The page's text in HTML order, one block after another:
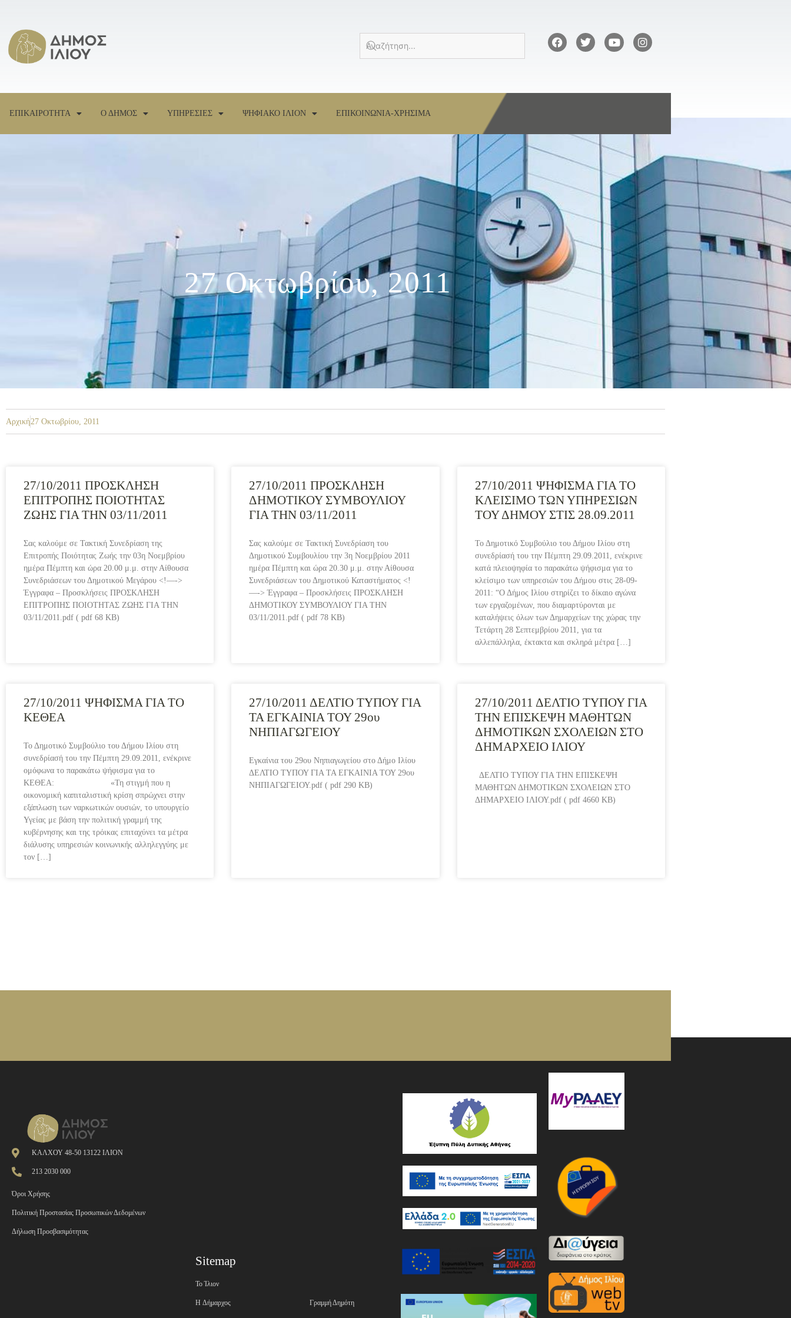
ΕΠΙΚΑΙΡΟΤΗΤΑ Ο ΔΗΜΟΣ ΥΠΗΡΕΣΙΕΣ ΨΗΦΙΑΚΟ ΙΛΙΟΝ ΕΠΙΚΟΙΝΩΝΙΑ-ΧΡΗΣΙΜΑ
27 Οκτωβρίου, 2011
Αρχική27 Οκτωβρίου, 2011
27/10/2011 ΠΡΟΣΚΛΗΣΗ
ΕΠΙΤΡΟΠΗΣ ΠΟΙΟΤΗΤΑΣ
ΖΩΗΣ ΓΙΑ ΤΗΝ 03/11/2011
Σας καλούμε σε Τακτική Συνεδρίαση της
Επιτροπής Ποιότητας Ζωής την 03η Νοεμβρίου
ημέρα Πέμπτη και ώρα 20.00 μ.μ. στην Αίθουσα
Συνεδριάσεων του Δημοτικού Μεγάρου <!—->
Έγγραφα – Προσκλήσεις ΠΡΟΣΚΛΗΣΗ
ΕΠΙΤΡΟΠΗΣ ΠΟΙΟΤΗΤΑΣ ΖΩΗΣ ΓΙΑ ΤΗΝ
03/11/2011.pdf ( pdf 68 KB)
27/10/2011 ΠΡΟΣΚΛΗΣΗ
ΔΗΜΟΤΙΚΟΥ ΣΥΜΒΟΥΛΙΟΥ
ΓΙΑ ΤΗΝ 03/11/2011
Σας καλούμε σε Τακτική Συνεδρίαση του
Δημοτικού Συμβουλίου την 3η Νοεμβρίου 2011
ημέρα Πέμπτη και ώρα 20.30 μ.μ. στην Αίθουσα
Συνεδριάσεων του Δημοτικού Καταστήματος <!
—-> Έγγραφα – Προσκλήσεις ΠΡΟΣΚΛΗΣΗ
ΔΗΜΟΤΙΚΟΥ ΣΥΜΒΟΥΛΙΟΥ ΓΙΑ ΤΗΝ
03/11/2011.pdf ( pdf 78 KB)
27/10/2011 ΨΗΦΙΣΜΑ ΓΙΑ ΤΟ
ΚΛΕΙΣΙΜΟ ΤΩΝ ΥΠΗΡΕΣΙΩΝ
ΤΟΥ ΔΗΜΟΥ ΣΤΙΣ 28.09.2011
Το Δημοτικό Συμβούλιο του Δήμου Ιλίου στη
συνεδρίασή του την Πέμπτη 29.09.2011, ενέκρινε
κατά πλειοψηφία το παρακάτω ψήφισμα για το
κλείσιμο των υπηρεσιών του Δήμου στις 28-09-
2011: “Ο Δήμος Ιλίου στηρίζει το δίκαιο αγώνα
των εργαζομένων, που διαμαρτύρονται με
καταλήψεις όλων των Δημαρχείων της χώρας την
Τετάρτη 28 Σεπτεμβρίου 2011, για τα
αλλεπάλληλα, έκτακτα και σκληρά μέτρα […]
27/10/2011 ΨΗΦΙΣΜΑ ΓΙΑ ΤΟ
ΚΕΘΕΑ
Το Δημοτικό Συμβούλιο του Δήμου Ιλίου στη
συνεδρίασή του την Πέμπτη 29.09.2011, ενέκρινε
ομόφωνα το παρακάτω ψήφισμα για το
ΚΕΘΕΑ: «Τη στιγμή που η
οικονομική καπιταλιστική κρίση σπρώχνει στην
εξάπλωση των ναρκωτικών ουσιών, το υπουργείο
Υγείας με βάση την πολιτική γραμμή της
κυβέρνησης και της τρόικας επιταχύνει τα μέτρα
διάλυσης υπηρεσιών κοινωνικής αλληλεγγύης με
τον […]
27/10/2011 ΔΕΛΤΙΟ ΤΥΠΟΥ ΓΙΑ
ΤΑ ΕΓΚΑΙΝΙΑ ΤΟΥ 29ου
ΝΗΠΙΑΓΩΓΕΙΟΥ
Εγκαίνια του 29ου Νηπιαγωγείου στο Δήμο Ιλίου
ΔΕΛΤΙΟ ΤΥΠΟΥ ΓΙΑ ΤΑ ΕΓΚΑΙΝΙΑ ΤΟΥ 29ου
ΝΗΠΙΑΓΩΓΕΙΟΥ.pdf ( pdf 290 KB)
27/10/2011 ΔΕΛΤΙΟ ΤΥΠΟΥ ΓΙΑ
ΤΗΝ ΕΠΙΣΚΕΨΗ ΜΑΘΗΤΩΝ
ΔΗΜΟΤΙΚΩΝ ΣΧΟΛΕΙΩΝ ΣΤΟ
ΔΗΜΑΡΧΕΙΟ ΙΛΙΟΥ
ΔΕΛΤΙΟ ΤΥΠΟΥ ΓΙΑ ΤΗΝ ΕΠΙΣΚΕΨΗ
ΜΑΘΗΤΩΝ ΔΗΜΟΤΙΚΩΝ ΣΧΟΛΕΙΩΝ ΣΤΟ
ΔΗΜΑΡΧΕΙΟ ΙΛΙΟΥ.pdf ( pdf 4660 KB)
ΚΑΛΧΟΥ 48-50 13122 ΙΛΙΟΝ
213 2030 000
Όροι Χρήσης
Πολιτική Προστασίας Προσωπικών Δεδομένων
Δήλωση Προσβασιμότητας
Sitemap
Το Ίλιον
H Δήμαρχος Γραμμή Δημότη